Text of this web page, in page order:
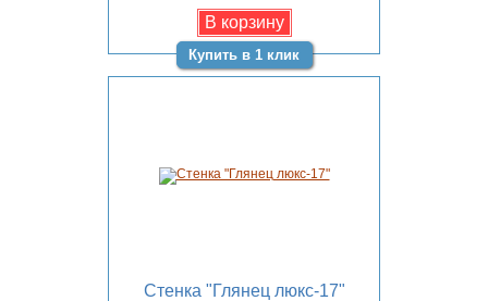
Купить в 1 клик
Стенка "Глянец люкс-17"